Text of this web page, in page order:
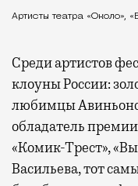
Артисты театра «Около»,
Среди артистов
клоуны России:
любимцы
обладатель
«Комик-Трест»,
Васильева, тот